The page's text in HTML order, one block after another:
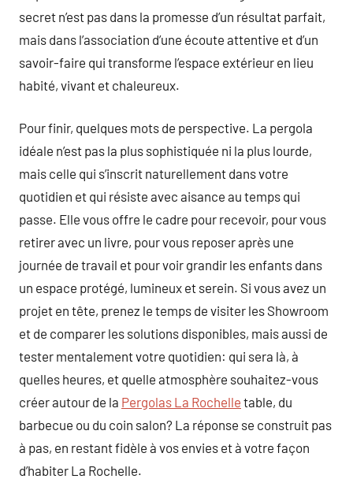
secret n’est pas dans la promesse d’un résultat parfait,
mais dans l’association d’une écoute attentive et d’un
savoir-faire qui transforme l’espace extérieur en lieu
habité, vivant et chaleureux.
Pour finir, quelques mots de perspective. La pergola
idéale n’est pas la plus sophistiquée ni la plus lourde,
mais celle qui s’inscrit naturellement dans votre
quotidien et qui résiste avec aisance au temps qui
passe. Elle vous offre le cadre pour recevoir, pour vous
retirer avec un livre, pour vous reposer après une
journée de travail et pour voir grandir les enfants dans
un espace protégé, lumineux et serein. Si vous avez un
projet en tête, prenez le temps de visiter les Showroom
et de comparer les solutions disponibles, mais aussi de
tester mentalement votre quotidien: qui sera là, à
quelles heures, et quelle atmosphère souhaitez-vous
créer autour de la Pergolas La Rochelle table, du
barbecue ou du coin salon? La réponse se construit pas
à pas, en restant fidèle à vos envies et à votre façon
d’habiter La Rochelle.